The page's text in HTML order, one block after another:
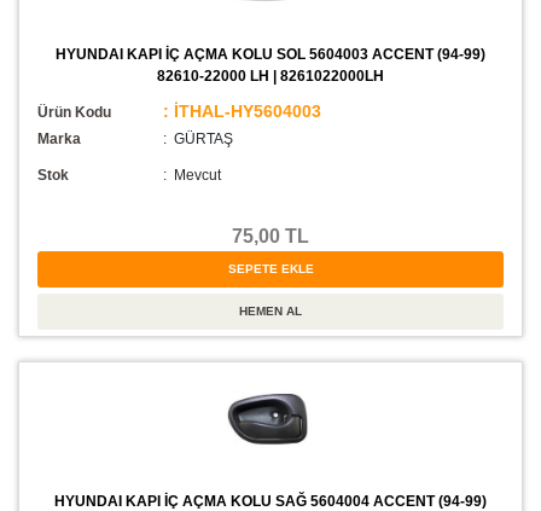
HYUNDAI KAPI İÇ AÇMA KOLU SOL 5604003 ACCENT (94-99)
82610-22000 LH | 8261022000LH
Ürün Kodu : İTHAL-HY5604003
Marka : GÜRTAŞ
Stok : Mevcut
75,00 TL
HYUNDAI KAPI İÇ AÇMA KOLU SAĞ 5604004 ACCENT (94-99)